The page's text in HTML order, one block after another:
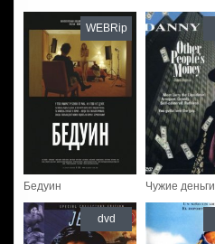
Бедуин
WEBRip
Чужие деньги
dvd